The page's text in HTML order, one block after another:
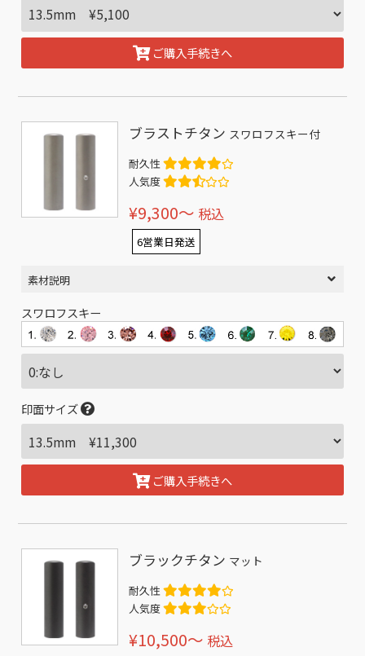
ご購入手続きへ
ブラストチタン スワロフスキー付
耐久性
人気度
¥9,300〜 税込
6営業日発送
素材説明
スワロフスキー
印面サイズ
ご購入手続きへ
ブラックチタン マット
耐久性
人気度
¥10,500〜 税込